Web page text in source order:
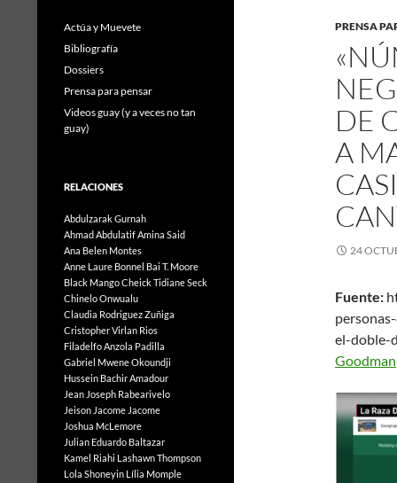
PRENSA
DE
A
24
Fuente:
el-
Goodman
Actúa y Muevete
Bibliografía
Dossiers
Prensa para pensar
Videos guay (y a veces no tan
guay)
RELACIONES
Abdulzarak Gurnah
Ahmad AbdulatifAmina Said
Ana Belen Montes
Anne Laure Bonnel Bai T. Moore
Black MangoCheick Tidiane Seck
Chinelo Onwualu
Claudia Rodriguez Zuñiga
Cristopher Virlan Rios
Filadelfo Anzola Padilla
Gabriel Mwene Okoundji
Hussein Bachir Amadour
Jean Joseph Rabearivelo
Jeison Jacome Jacome
Joshua McLemore
Julian Eduardo Baltazar
Kamel Riahi Lashawn Thompson
Lola Shoneyin Lília Momple